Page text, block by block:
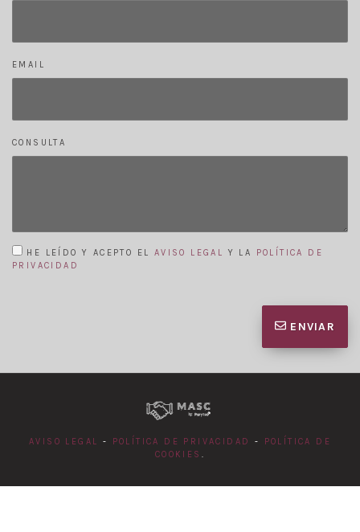
EMAIL
CONSULTA
HE LEÍDO Y ACEPTO EL AVISO LEGAL Y LA
POLÍTICA DE
PRIVACIDAD
ENVIAR
AVISO LEGAL - POLÍTICA DE PRIVACIDAD -
POLÍTICA DE
COOKIES .